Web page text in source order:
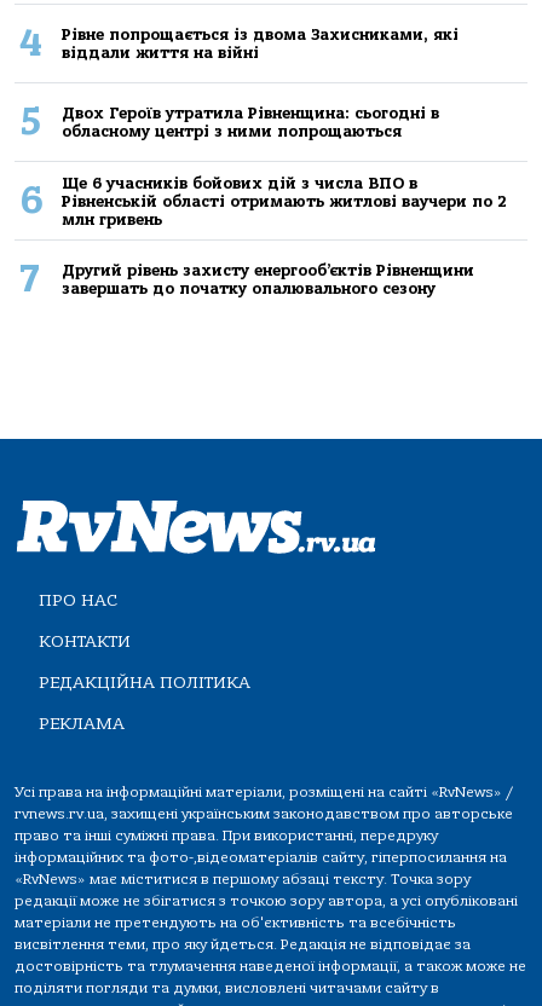
4
Рівне попрощається із двома Захисниками, які
віддали життя на війні
5
Двох Героїв утратила Рівненщина: сьогодні в
обласному центрі з ними попрощаються
6
Ще 6 учасників бойових дій з числа ВПО в
Рівненській області отримають житлові ваучери по 2
млн гривень
7
Другий рівень захисту енергооб’єктів Рівненщини
завершать до початку опалювального сезону
ПРО НАС
КОНТАКТИ
РЕДАКЦІЙНА ПОЛІТИКА
РЕКЛАМА
Усі права на інформаційні матеріали, розміщені на сайті «RvNews» /
rvnews.rv.ua, захищені українським законодавством про авторське
право та інші суміжні права. При використанні, передруку
інформаційних та фото-,відеоматеріалів сайту, гіперпосилання на
«RvNews» має міститися в першому абзаці тексту. Точка зору
редакції може не збігатися з точкою зору автора, а усі опубліковані
матеріали не претендують на об'єктивність та всебічність
висвітлення теми, про яку йдеться. Редакція не відповідає за
достовірність та тлумачення наведеної інформації, а також може не
поділяти погляди та думки, висловлені читачами сайту в